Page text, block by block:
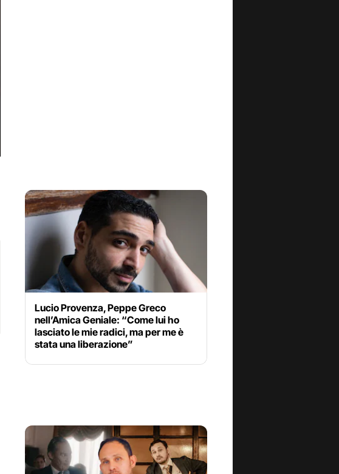
Lucio Provenza, Peppe Greco
nell’Amica Geniale: “Come lui ho
lasciato le mie radici, ma per me è
stata una liberazione”